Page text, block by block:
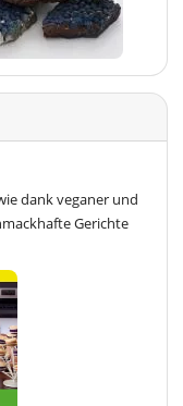
dank veganer und
Gerichte